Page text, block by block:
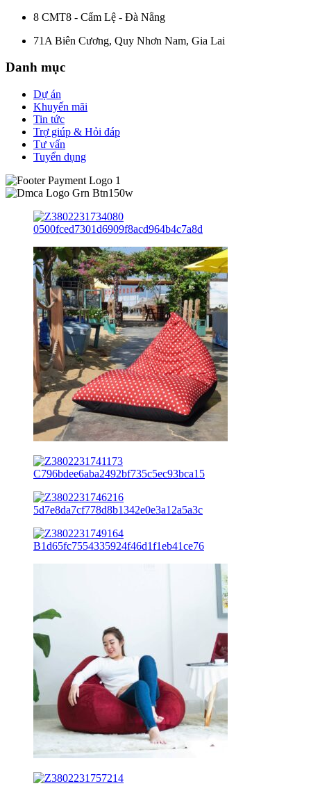
8 CMT8 - Cẩm Lệ - Đà Nẵng
71A Biên Cương, Quy Nhơn Nam, Gia Lai
Danh mục
Dự án
Khuyến mãi
Tin tức
Trợ giúp & Hỏi đáp
Tư vấn
Tuyển dụng